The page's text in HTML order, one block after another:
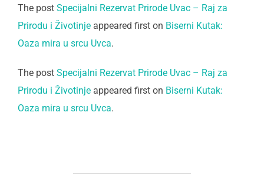
The post Specijalni Rezervat Prirode Uvac – Raj za
Prirodu i Životinje appeared first on Biserni Kutak:
Oaza mira u srcu Uvca.
The post Specijalni Rezervat Prirode Uvac – Raj za
Prirodu i Životinje appeared first on Biserni Kutak:
Oaza mira u srcu Uvca.